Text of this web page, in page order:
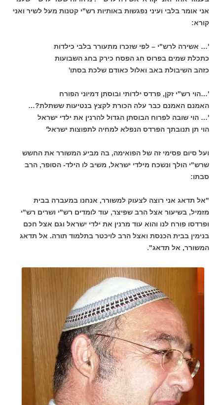
אני אומר בלבי ועיני נפגשות באותיות רש"י קטנות מעל לשיר ואני
קורא:
'… אשירה לרש"י – לפי שזכרו מתעורר בלבי כילדות
כתכלת שמים בפרוס חג הפסח כירק בחג השבועות
כזהב השיבולת באב ואלול כאודם שלכת בסתו'
'…הוי רש"י זקן, פרדס ילדותי ובוסתן דמיוני הפורח
האמנם האמנם כבר עלה הכורת לקצץ בנטיעות ששתלת?…
'… הוי שובה לפרוח הבוסתן הגדול להרנין את ילדי ישראל
הוי תן תנובתך הפרדס הנפלא למחיה לתפוצות ישראל'
ועל סיום פסימי זה של הפואימה, בה מביע המשורר את החשש
שרש"י הולך ונשכח מילדי ישראל, משיב לו הילד- הסופר, הרב
סבתו:
"אל תדאג אני רוצה לצעוק למשורר, אנחנו במעברה בבית
מזמיל, בשיעור אצל הרב שפיצר, עוד לומדים רש"י ושרים רש"י
ופרדסו פורח לנו והוא עוד מרנין את ילדי ישראל וגם אצל חכם
בנימין בבית הכנסת ואצל הרב לויכטר בתלמוד תורה. אל תדאג
המשורר, אל תדאג".